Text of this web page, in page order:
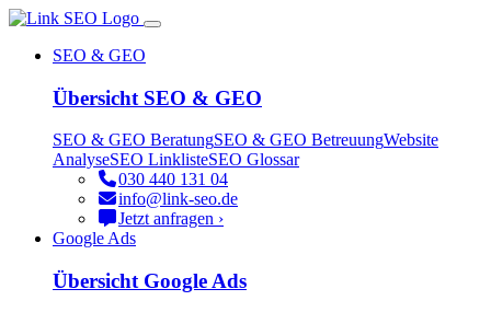
SEO & GEO
Übersicht SEO & GEO
SEO & GEO BeratungSEO & GEO BetreuungWebsite
AnalyseSEO LinklisteSEO Glossar
030 440 131 04
info@link-seo.de
Jetzt anfragen ›
Google Ads
Übersicht Google Ads